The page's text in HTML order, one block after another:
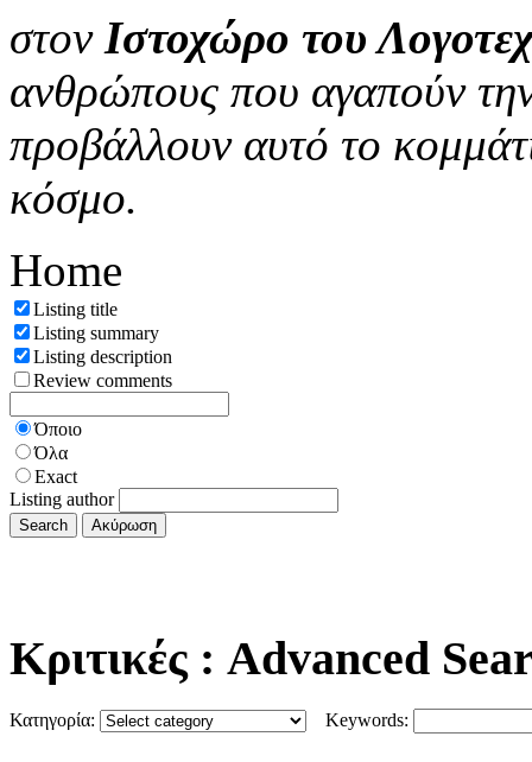
στον Ιστοχώρο του
ανθρώπους που αγαπούν
προβάλλουν αυτό το
κόσμο.
Home
Listing title
Listing summary
Listing description
Review comments
Όποιο
Όλα
Exact
Listing author
Κριτικές : Advanced
Κατηγορία: Keywords: